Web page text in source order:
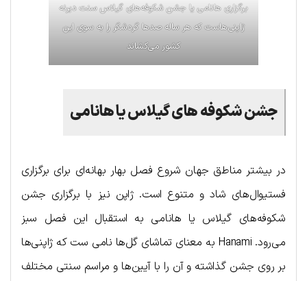
برگزاری هانامی یا جشن شکوفه‌های گیلاس سنت دیرنه
ژاپنی‌هاست که هر ساله صدها گردشگر را به سوی این
کشور می‌کشاند
جشن شکوفه های گیلاس یا هانامی
در بیشتر مناطق جهان شروع فصل بهار بهانه‌ای برای برگزاری
فستیوال‌های شاد و متنوع است. ژاپن نیز با برگزاری جشن
شکوفه‌های گیلاس یا هانامی به استقبال این فصل سبز
می‌رود. Hanami به معنای تماشای گل‌ها نامی ست که ژاپنی‌ها
بر روی جشن گذاشته و آن را با آیین‌ها و مراسم‌ سنتی مختلف